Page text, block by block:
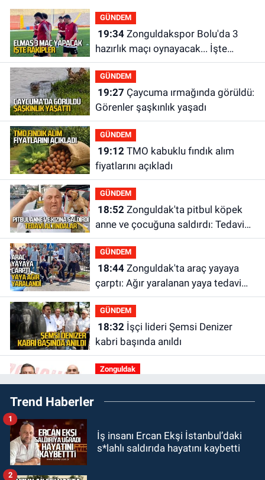
GÜNDEM
19:34Zonguldakspor Bolu'da 3
hazırlık maçı oynayacak... İşte
rakipler...
GÜNDEM
19:27
Görenler şaşkınlık yaşadı
GÜNDEM
19:12TMO kabuklu fındık alım
fiyatlarını açıkladı
GÜNDEM
18:52Zonguldak'ta pitbul köpek
anne ve çocuğuna saldırdı: Tedavi
altındalar
GÜNDEM
18:44Zonguldak'ta araç yayaya
çarptı: Ağır yaralanan yaya tedavi
altına alındı
GÜNDEM
18:32İşçi lideri Şemsi Denizer
kabri başında anıldı
Zonguldak
16:39YENİ Parti Zonguldak'ta
Kurucu İl Yönetim Kurulu belli oldu
15:103. Lig 1. Grup’ta program
Trend Haberler
İş insanı Ercan Ekşi İstanbul’daki
s*lahlı saldırıda hayatını kaybetti
1
2